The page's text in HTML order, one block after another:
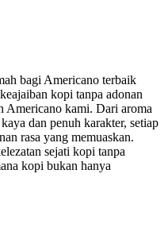
bagi Americano terbaik
kopi tanpa adonan
Americano kami. Dari aroma
dan penuh karakter, setiap
rasa yang memuaskan.
sejati kopi tanpa
kopi bukan hanya